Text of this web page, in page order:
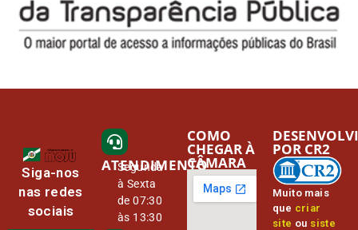
Siga-nos
nas redes
sociais
ATENDIMENTO
Segunda
à Sexta
de 07:30
às 13:30
COMO
CHEGAR À
CÂMARA
Muito mais
que criar
site ou siste
POR CR2